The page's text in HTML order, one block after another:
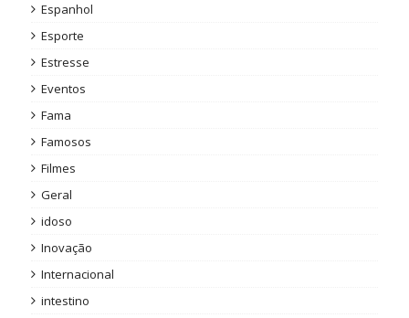
Espanhol
Esporte
Estresse
Eventos
Fama
Famosos
Filmes
Geral
idoso
Inovação
Internacional
intestino